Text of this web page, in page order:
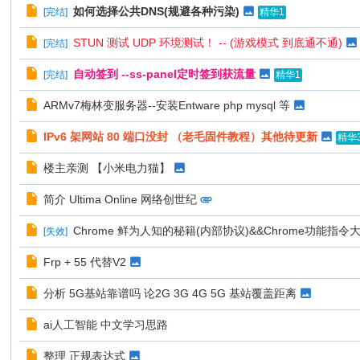
[完结] 如何选择公共DNS(规避各种污染) 精华1
[完结] STUN 测试 UDP 环境测试！ -- (游戏模式 到底通不通)
[完结] 自动签到 --ss-panel定时签到获流量 精华1
ARMv7梅林变服务器--安装Entware php mysql 等
IPv6 架网站 80 端口没封 （老毛固件教程）其他待更新 精华
楼主亲测 【小米电力猫】
简介 Ultima Online 网络创世纪
[失效] Chrome 鲜为人知的秘籍(内部协议)&&Chrome功能指令
Frp + 55 代替V2
分析 5G基站靠谱吗 论2G 3G 4G 5G 基站覆盖距离
ai人工智能 中文学习思路
整理 正规表达式